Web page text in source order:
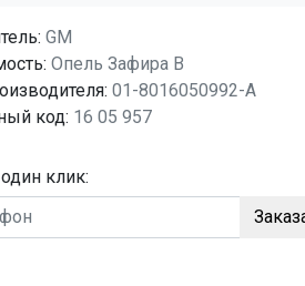
GM
Опель Зафира B
01-8016050992-A
код: 16 05 957
клик: